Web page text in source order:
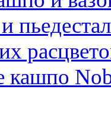
кашпо